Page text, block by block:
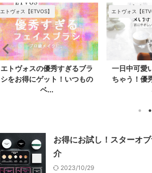
エトヴォス【ETVOS】
エトヴォスの優秀すぎるブラ
シをお得にゲット！いつもの
ベ...
エトヴォス【
一日中可愛
ちゃう！優
お得にお試し！スターオ
介
2023/10/29